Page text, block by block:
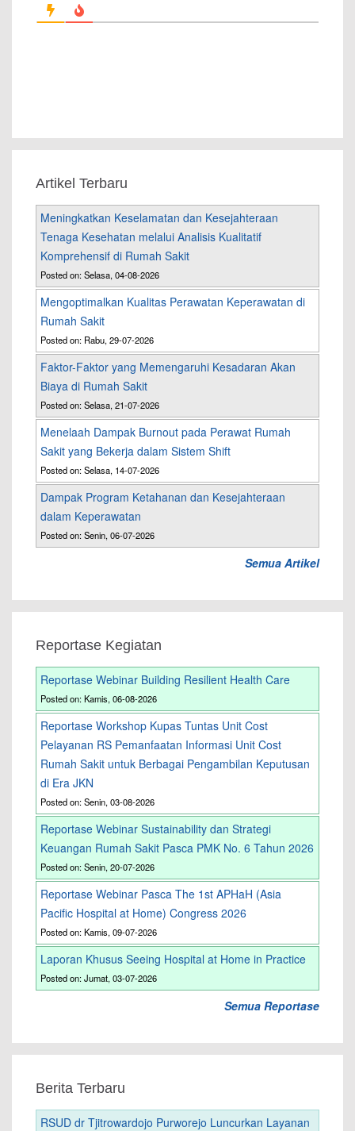
Artikel Terbaru
Meningkatkan Keselamatan dan Kesejahteraan
Tenaga Kesehatan melalui Analisis Kualitatif
Komprehensif di Rumah Sakit
Posted on: Selasa, 04-08-2026
Mengoptimalkan Kualitas Perawatan Keperawatan di
Rumah Sakit
Posted on: Rabu, 29-07-2026
Faktor-Faktor yang Memengaruhi Kesadaran Akan
Biaya di Rumah Sakit
Posted on: Selasa, 21-07-2026
Menelaah Dampak Burnout pada Perawat Rumah
Sakit yang Bekerja dalam Sistem Shift
Posted on: Selasa, 14-07-2026
Dampak Program Ketahanan dan Kesejahteraan
dalam Keperawatan
Posted on: Senin, 06-07-2026
Semua Artikel
Reportase Kegiatan
Reportase Webinar Building Resilient Health Care
Posted on: Kamis, 06-08-2026
Reportase Workshop Kupas Tuntas Unit Cost
Pelayanan RS Pemanfaatan Informasi Unit Cost
Rumah Sakit untuk Berbagai Pengambilan Keputusan
di Era JKN
Posted on: Senin, 03-08-2026
Reportase Webinar Sustainability dan Strategi
Keuangan Rumah Sakit Pasca PMK No. 6 Tahun 2026
Posted on: Senin, 20-07-2026
Reportase Webinar Pasca The 1st APHaH (Asia
Pacific Hospital at Home) Congress 2026
Posted on: Kamis, 09-07-2026
Laporan Khusus Seeing Hospital at Home in Practice
Posted on: Jumat, 03-07-2026
Semua Reportase
Berita Terbaru
RSUD dr Tjitrowardojo Purworejo Luncurkan Layanan